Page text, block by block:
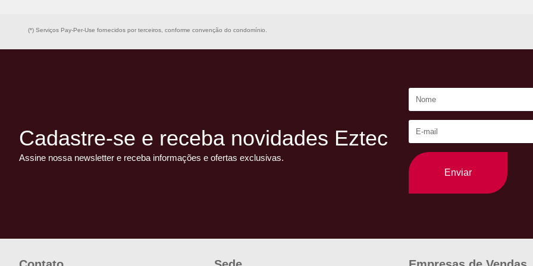
(*) Serviços Pay-Per-Use fornecidos por terceiros, conforme convenção do condomínio.
Cadastre-se e receba novidades Eztec
Assine nossa newsletter e receba informações e ofertas exclusivas.
Enviar